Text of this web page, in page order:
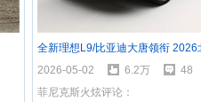
全新理想L9/比亚迪大唐领衔 2026
将上市SUV汇总
2026-05-02 6.2万
48
菲尼克斯火炫评论：